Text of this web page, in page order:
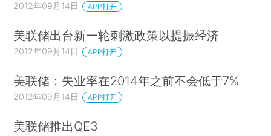
2012年09月14日 APP打开
美联储出台新一轮刺激政策以提振经济
2012年09月14日 APP打开
美联储：失业率在2014年之前不会低于7%
2012年09月14日 APP打开
美联储推出QE3